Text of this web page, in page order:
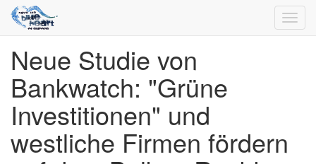
Direkt
zum
Inhalt
Neue Studie von
Bankwatch: "Grüne
Investitionen" und
westliche Firmen fördern